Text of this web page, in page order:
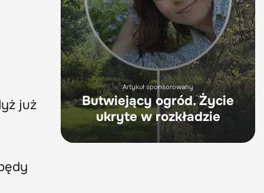
już
Artykuł sponsorowany
Butwiejący ogród. Życie
ukryte w rozkładzie